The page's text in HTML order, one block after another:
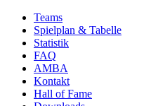
Teams
Spielplan & Tabelle
Statistik
FAQ
AMBA
Kontakt
Hall of Fame